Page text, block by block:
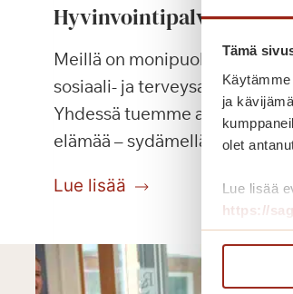
Tämä
ja
olet
Lue lisää
https://
Hyvinvointipalvelut
Meillä on monipuolisia
sosiaali- ja terveysalan
Yhdessä tuemme
elämää – sydämellä ja
Lue lisää